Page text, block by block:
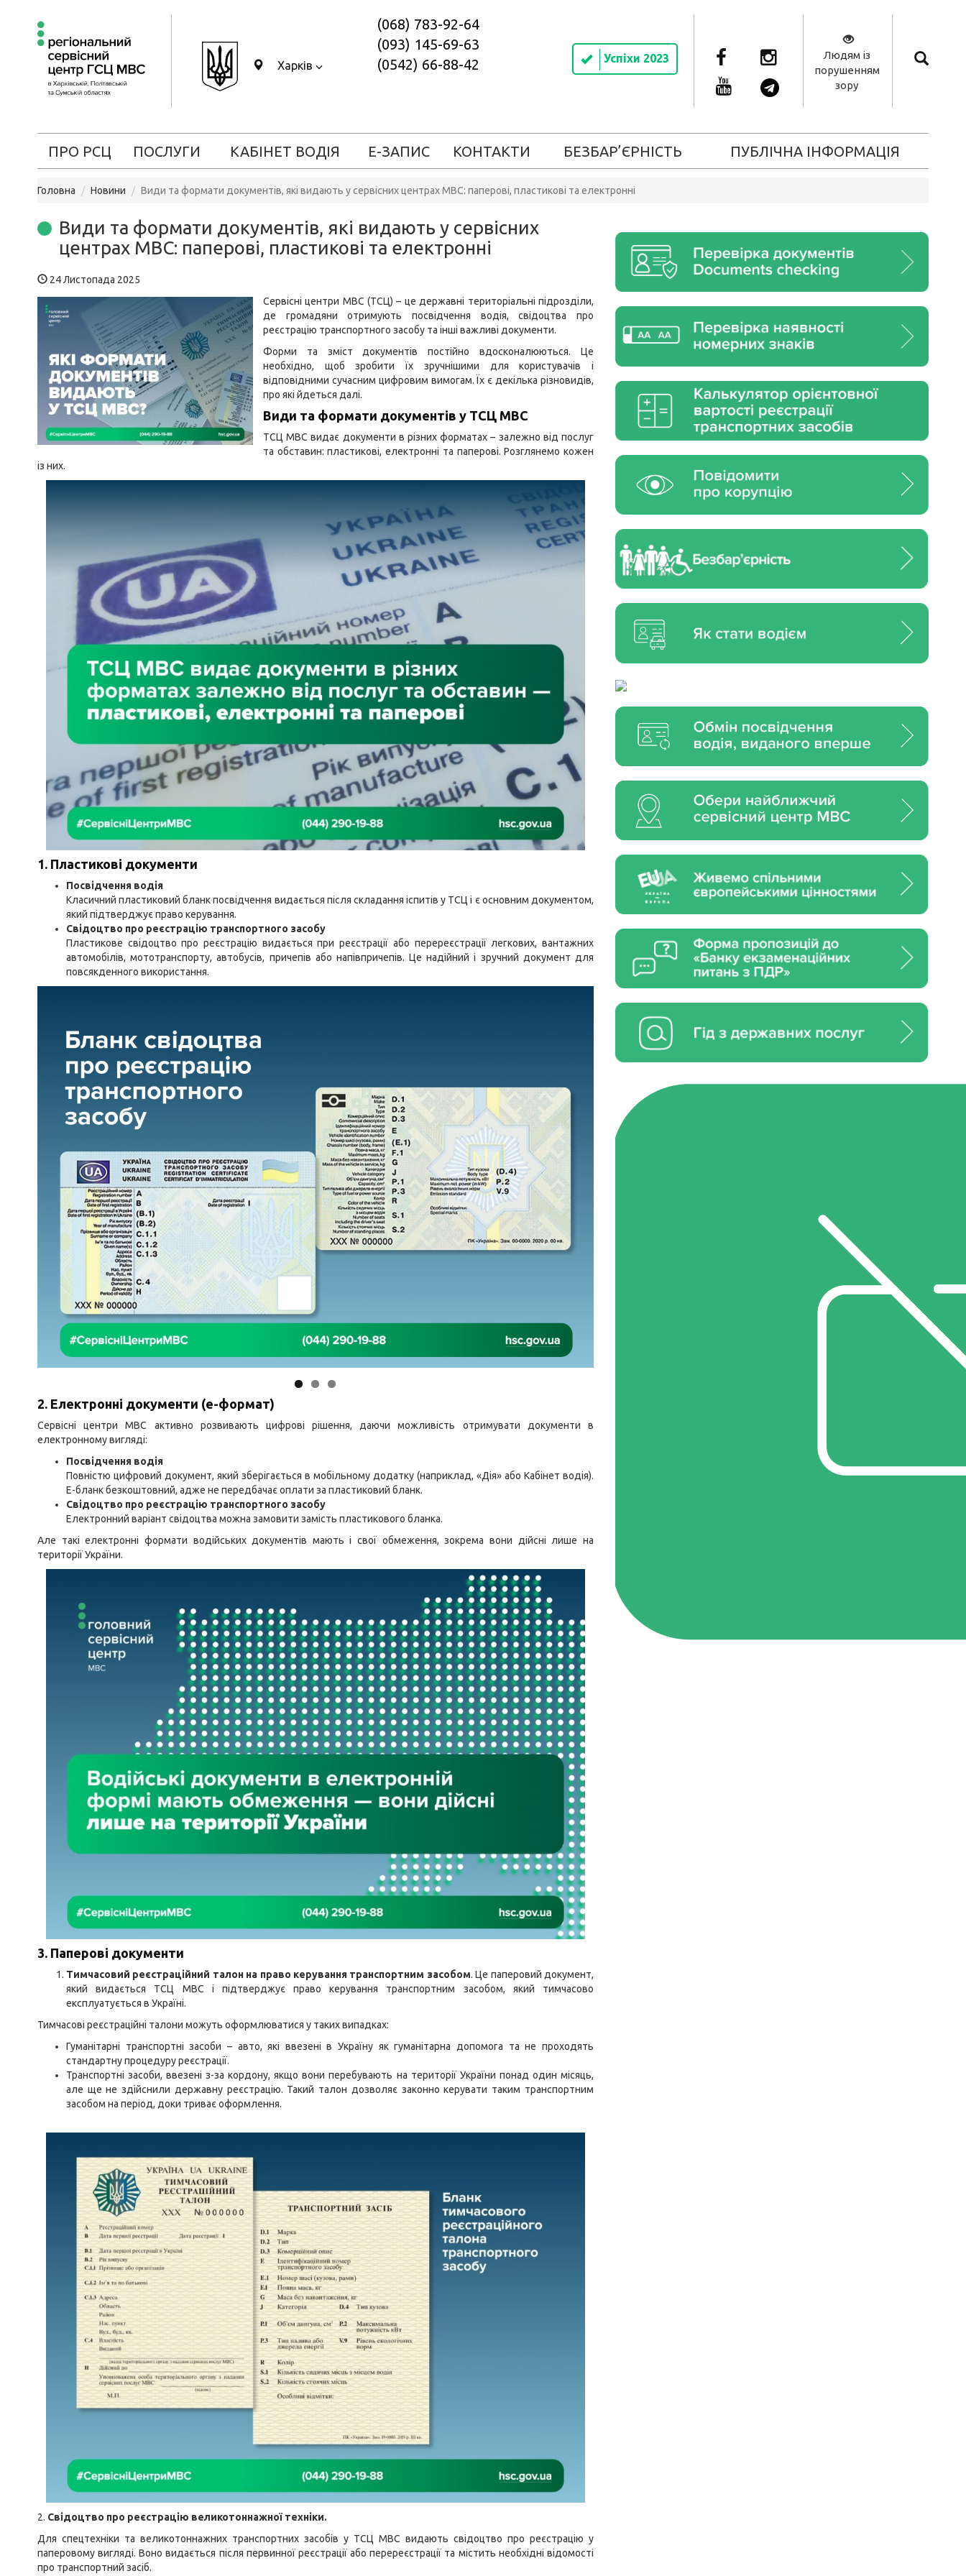
Харків
(068) 783-92-64
(093) 145-69-63
(0542) 66-88-42
Успіхи 2023
Людям із
порушенням
зору
ПРО РСЦ ПОСЛУГИ КАБІНЕТ ВОДІЯ Е-ЗАПИС КОНТАКТИ БЕЗБАР’ЄРНІСТЬ ПУБЛІЧНА ІНФОРМАЦІЯ
Головна Новини Види та формати документів, які видають у сервісних центрах МВС: паперові, пластикові та електронні
Види та формати документів, які видають у сервісних
центрах МВС: паперові, пластикові та електронні
24 Листопада 2025
Сервісні центри МВС (ТСЦ) – це державні територіальні підрозділи,
де громадяни отримують посвідчення водія, свідоцтва про
реєстрацію транспортного засобу та інші важливі документи.
Форми та зміст документів постійно вдосконалюються. Це
необхідно, щоб зробити їх зручнішими для користувачів і
відповідними сучасним цифровим вимогам. Їх є декілька різновидів,
про які йдеться далі.
Види та формати документів у ТСЦ МВС
ТСЦ МВС видає документи в різних форматах – залежно від послуг
та обставин: пластикові, електронні та паперові. Розглянемо кожен
із них.
1. Пластикові документи
Посвідчення водія
Класичний пластиковий бланк посвідчення видається після складання іспитів у ТСЦ і є основним документом,
який підтверджує право керування.
Свідоцтво про реєстрацію транспортного засобу
Пластикове свідоцтво про реєстрацію видається при реєстрації або перереєстрації легкових, вантажних
автомобілів, мототранспорту, автобусів, причепів або напівпричепів. Це надійний і зручний документ для
повсякденного використання.
2. Електронні документи (е-формат)
Сервісні центри МВС активно розвивають цифрові рішення, даючи можливість отримувати документи в
електронному вигляді:
Посвідчення водія
Повністю цифровий документ, який зберігається в мобільному додатку (наприклад, «Дія» або Кабінет водія).
Е-бланк безкоштовний, адже не передбачає оплати за пластиковий бланк.
Свідоцтво про реєстрацію транспортного засобу
Електронний варіант свідоцтва можна замовити замість пластикового бланка.
Але такі електронні формати водійських документів мають і свої обмеження, зокрема вони дійсні лише на
території України.
3. Паперові документи
Тимчасовий реєстраційний талон на право керування транспортним засобом. Це паперовий документ,
який видається ТСЦ МВС і підтверджує право керування транспортним засобом, який тимчасово
експлуатується в Україні.
Тимчасові реєстраційні талони можуть оформлюватися у таких випадках:
Гуманітарні транспортні засоби – авто, які ввезені в Україну як гуманітарна допомога та не проходять
стандартну процедуру реєстрації.
Транспортні засоби, ввезені з-за кордону, якщо вони перебувають на території України понад один місяць,
але ще не здійснили державну реєстрацію. Такий талон дозволяє законно керувати таким транспортним
засобом на період, доки триває оформлення.
2. Свідоцтво про реєстрацію великотоннажної техніки.
Для спецтехніки та великотоннажних транспортних засобів у ТСЦ МВС видають свідоцтво про реєстрацію у
паперовому вигляді. Воно видається після первинної реєстрації або перереєстрації та містить необхідні відомості
про транспортний засіб.